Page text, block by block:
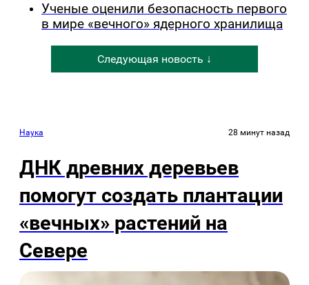
Ученые оценили безопасность первого
в мире «вечного» ядерного хранилища
Следующая новость ↓
Наука 28 минут назад
ДНК древних деревьев
помогут создать плантации
«вечных» растений на
Севере